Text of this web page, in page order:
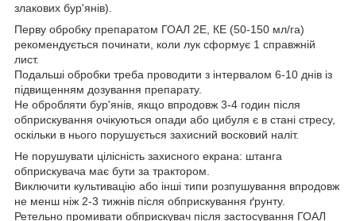
злакових бур'янів).
Перву обробку препаратом ГОАЛ 2Е, КЕ (50-150 мл/га)
рекомендується починати, коли лук сформує 1 справжній
лист.
Подальші обробки треба проводити з інтервалом 6-10 днів із
підвищенням дозування препарату.
Не обробляти бур'янів, якщо впродовж 3-4 годин після
обприскування очікуються опади або цибуля є в стані стресу,
оскільки в нього порушується захисний восковий наліт.
Не порушувати цілісність захисного екрана: штанга
обприскувача має бути за трактором.
Виключити культивацію або інші типи розпушування впродовж
не менш ніж 2-3 тижнів після обприскування ґрунту.
Ретельно промивати обприскувач після застосування ГОАЛ